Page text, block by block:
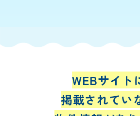
WEBサイト
掲載されてい